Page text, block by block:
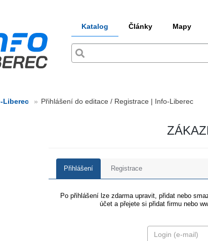
Katalog Články Mapy
Liberec Přihlášení do editace / Registrace | Info-Liberec
Přihlášení Registrace
Po přihlášení lze zdarma upravit, přidat nebo
účet a přejete si přidat firmu nebo